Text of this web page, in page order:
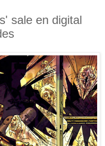
sale en digital